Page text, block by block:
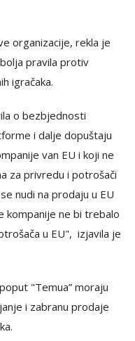
organizacije, rekla je
pravila protiv
igračaka.
o bezbjednosti
i dalje dopuštaju
van EU i koji ne
za privredu i potrošači
nudi na prodaju u EU
kompanije ne bi trebalo
u EU", izjavila je
"Temua” moraju
i zabranu prodaje